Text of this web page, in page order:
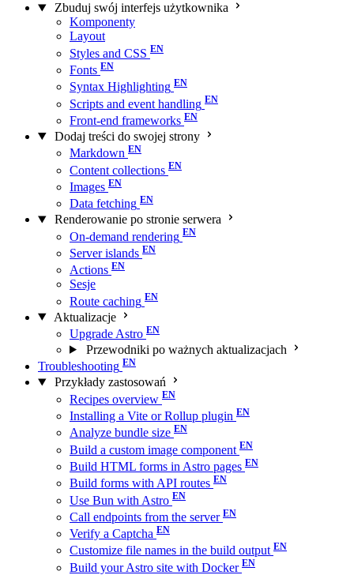
Zbuduj swój interfejs użytkownika
Komponenty
Layout
Styles and CSS
Fonts
Syntax Highlighting
Scripts and event handling
Front-end frameworks
Dodaj treści do swojej strony
Markdown
Content collections
Images
Data fetching
Renderowanie po stronie serwera
On-demand rendering
Server islands
Actions
Sesje
Route caching
Aktualizacje
Upgrade Astro
Przewodniki po ważnych aktualizacjach
Troubleshooting
Przykłady zastosowań
Recipes overview
Installing a Vite or Rollup plugin
Analyze bundle size
Build a custom image component
Build HTML forms in Astro pages
Build forms with API routes
Use Bun with Astro
Call endpoints from the server
Verify a Captcha
Customize file names in the build output
Build your Astro site with Docker